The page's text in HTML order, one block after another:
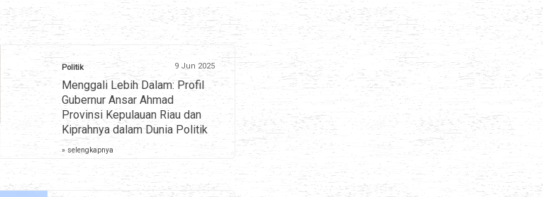
Politik 9 Jun 2025
Menggali Lebih Dalam: Profil
Gubernur Ansar Ahmad
Provinsi Kepulauan Riau dan
Kiprahnya dalam Dunia Politik
» selengkapnya